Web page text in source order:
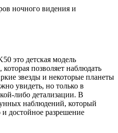
ночного видения и
это детская модель
позволяет наблюдать
звезды и некоторые планеты
увидеть, но только в
либо детализации. В
наблюдений, который
достойное разрешение